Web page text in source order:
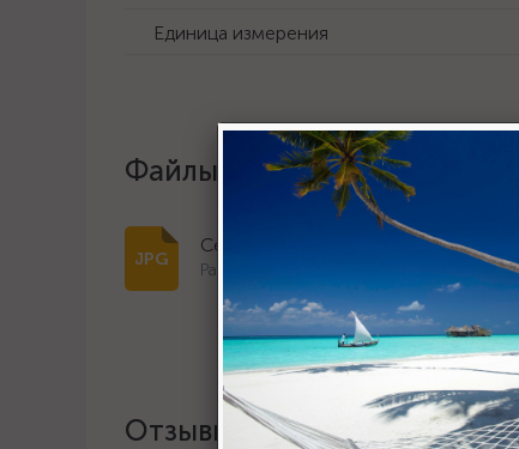
Единица измерения
Файлы и документы
Сертификат дилера 2023 г.
Размер: 243.2 Кб
Отзывы